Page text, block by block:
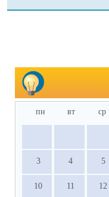
пн вт ср
3 4 5
10 11 12